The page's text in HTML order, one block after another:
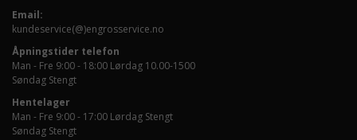
Email:
kundeservice(@)engrosservice.no
Åpningstider telefon
Man - Fre 9:00 - 18:00 Lørdag 10.00-1500
Søndag Stengt
Hentelager
Man - Fre 9:00 - 17:00 Lørdag Stengt
Søndag Stengt